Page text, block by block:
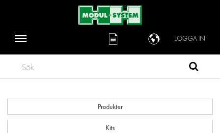
LOGGA IN
Sök
Produkter
Kits